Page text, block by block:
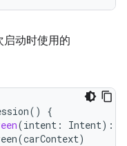
启动时使用的
()
{
(intent : Intent):
(carContext)